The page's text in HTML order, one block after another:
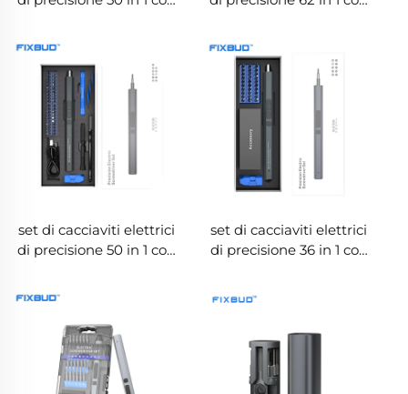
set di cacciaviti elettrici
di precisione 50 in 1 con
set di cacciaviti elettrici
di precisione 36 in 1 con